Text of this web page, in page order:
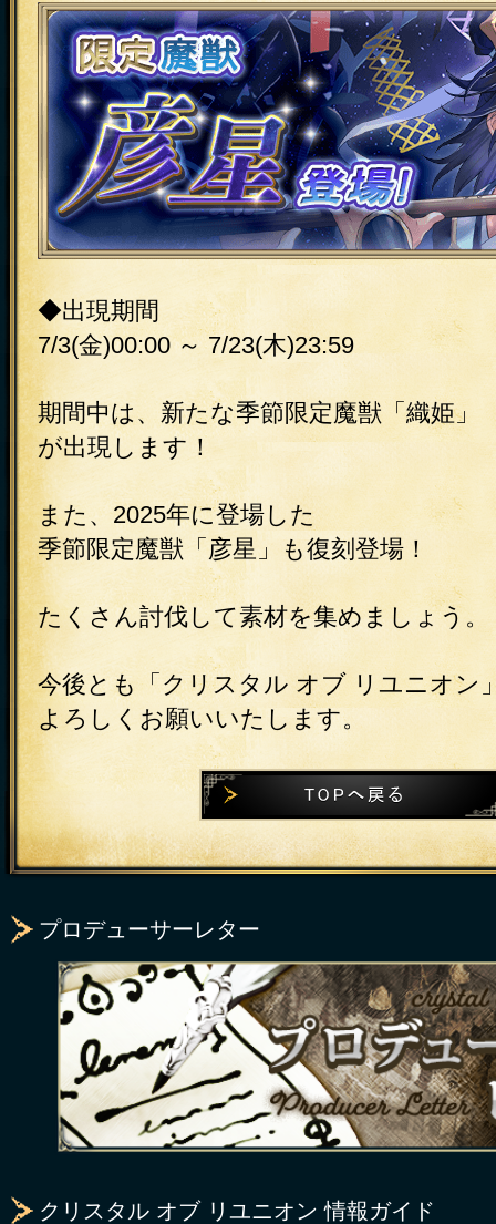
◆出現期間
7/3(金)00:00 ～ 7/23(木)23:59
期間中は、新たな季節限定魔獣「織姫」
が出現します！
また、2025年に登場した
季節限定魔獣「彦星」も復刻登場！
たくさん討伐して素材を集めましょう。
今後とも「クリスタル オブ リユニオン
よろしくお願いいたします。
プロデューサーレター
クリスタル オブ リユニオン 情報ガイド